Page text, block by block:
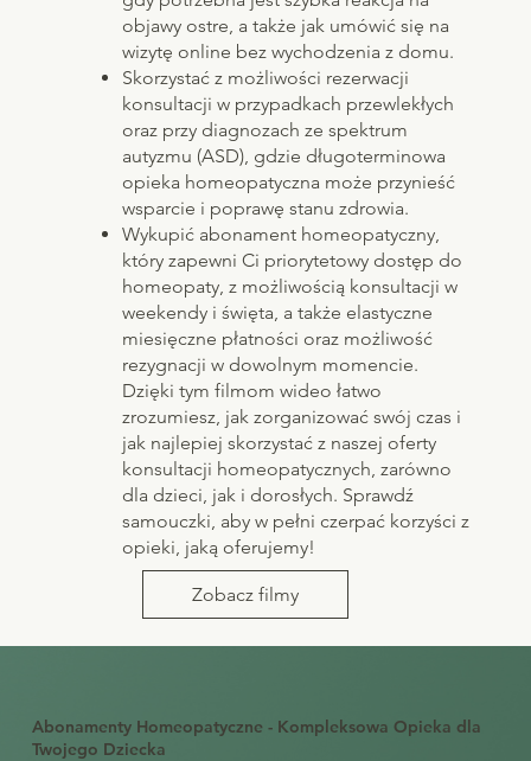
objawy ostre, a także jak umówić się na
wizytę online bez wychodzenia z domu.
Skorzystać z możliwości rezerwacji
konsultacji w przypadkach przewlekłych
oraz przy diagnozach ze spektrum
autyzmu (ASD), gdzie długoterminowa
opieka homeopatyczna może przynieść
wsparcie i poprawę stanu zdrowia.
Wykupić abonament homeopatyczny,
który zapewni Ci priorytetowy dostęp do
homeopaty, z możliwością konsultacji w
weekendy i święta, a także elastyczne
miesięczne płatności oraz możliwość
rezygnacji w dowolnym momencie.
Dzięki tym filmom wideo łatwo
zrozumiesz, jak zorganizować swój czas i
jak najlepiej skorzystać z naszej oferty
konsultacji homeopatycznych, zarówno
dla dzieci, jak i dorosłych. Sprawdź
samouczki, aby w pełni czerpać korzyści z
opieki, jaką oferujemy!
Zobacz filmy
Abonamenty Homeopatyczne - Kompleksowa Opieka dla
Twojego Dziecka